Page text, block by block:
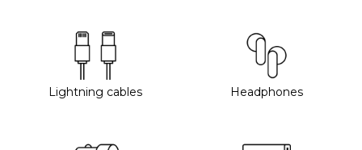
Lightning cables Headphones